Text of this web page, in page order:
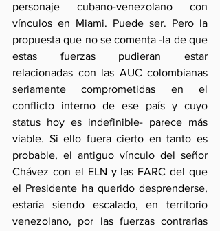
personaje cubano-venezolano con
vínculos en Miami. Puede ser. Pero la
propuesta que no se comenta -la de que
estas fuerzas pudieran estar
relacionadas con las AUC colombianas
seriamente comprometidas en el
conflicto interno de ese país y cuyo
status hoy es indefinible- parece más
viable. Si ello fuera cierto en tanto es
probable, el antiguo vínculo del señor
Chávez con el ELN y las FARC del que
el Presidente ha querido desprenderse,
estaría siendo escalado, en territorio
venezolano, por las fuerzas contrarias